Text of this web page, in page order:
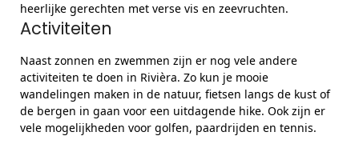
heerlijke gerechten met verse vis en zeevruchten.
Activiteiten
Naast zonnen en zwemmen zijn er nog vele andere
activiteiten te doen in Rivièra. Zo kun je mooie
wandelingen maken in de natuur, fietsen langs de kust of
de bergen in gaan voor een uitdagende hike. Ook zijn er
vele mogelijkheden voor golfen, paardrijden en tennis.